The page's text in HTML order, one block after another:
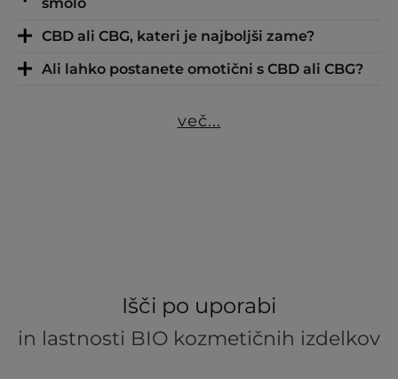
CBD ali CBG, kateri je najboljši zame?
Ali lahko postanete omotični s CBD ali CBG?
več...
Išči po uporabi
in lastnosti BIO kozmetičnih izdelkov